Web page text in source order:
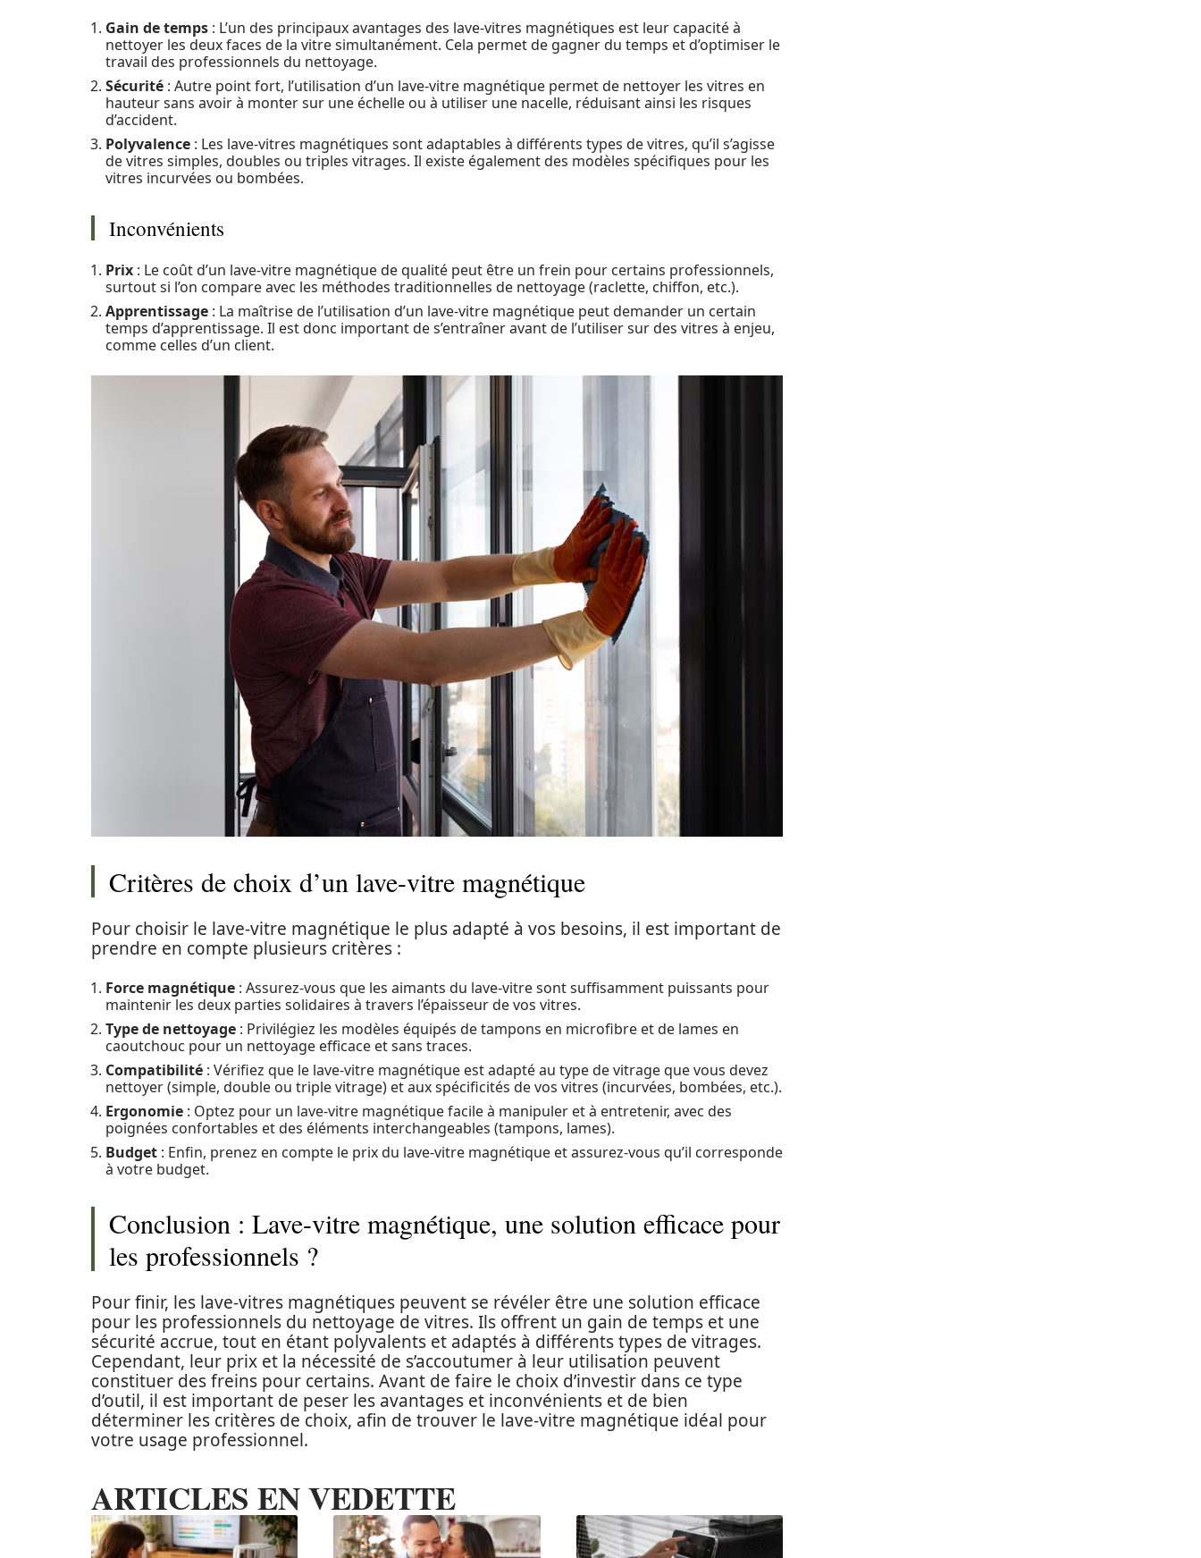
Gain de temps : L’un des principaux avantages des lave-vitres magnétiques est leur capacité à
nettoyer les deux faces de la vitre simultanément. Cela permet de gagner du temps et d’optimiser le
travail des professionnels du nettoyage.
Sécurité : Autre point fort, l’utilisation d’un lave-vitre magnétique permet de nettoyer les vitres en
hauteur sans avoir à monter sur une échelle ou à utiliser une nacelle, réduisant ainsi les risques
d’accident.
Polyvalence : Les lave-vitres magnétiques sont adaptables à différents types de vitres, qu’il s’agisse
de vitres simples, doubles ou triples vitrages. Il existe également des modèles spécifiques pour les
vitres incurvées ou bombées.
Inconvénients
Prix : Le coût d’un lave-vitre magnétique de qualité peut être un frein pour certains professionnels,
surtout si l’on compare avec les méthodes traditionnelles de nettoyage (raclette, chiffon, etc.).
Apprentissage : La maîtrise de l’utilisation d’un lave-vitre magnétique peut demander un certain
temps d’apprentissage. Il est donc important de s’entraîner avant de l’utiliser sur des vitres à enjeu,
comme celles d’un client.
Critères de choix d’un lave-vitre magnétique
Pour choisir le lave-vitre magnétique le plus adapté à vos besoins, il est important de
prendre en compte plusieurs critères :
Force magnétique : Assurez-vous que les aimants du lave-vitre sont suffisamment puissants pour
maintenir les deux parties solidaires à travers l’épaisseur de vos vitres.
Type de nettoyage : Privilégiez les modèles équipés de tampons en microfibre et de lames en
caoutchouc pour un nettoyage efficace et sans traces.
Compatibilité : Vérifiez que le lave-vitre magnétique est adapté au type de vitrage que vous devez
nettoyer (simple, double ou triple vitrage) et aux spécificités de vos vitres (incurvées, bombées, etc.).
Ergonomie : Optez pour un lave-vitre magnétique facile à manipuler et à entretenir, avec des
poignées confortables et des éléments interchangeables (tampons, lames).
Budget : Enfin, prenez en compte le prix du lave-vitre magnétique et assurez-vous qu’il corresponde
à votre budget.
Conclusion : Lave-vitre magnétique, une solution efficace pour
les professionnels ?
Pour finir, les lave-vitres magnétiques peuvent se révéler être une solution efficace
pour les professionnels du nettoyage de vitres. Ils offrent un gain de temps et une
sécurité accrue, tout en étant polyvalents et adaptés à différents types de vitrages.
Cependant, leur prix et la nécessité de s’accoutumer à leur utilisation peuvent
constituer des freins pour certains. Avant de faire le choix d’investir dans ce type
d’outil, il est important de peser les avantages et inconvénients et de bien
déterminer les critères de choix, afin de trouver le lave-vitre magnétique idéal pour
votre usage professionnel.
ARTICLES EN VEDETTE